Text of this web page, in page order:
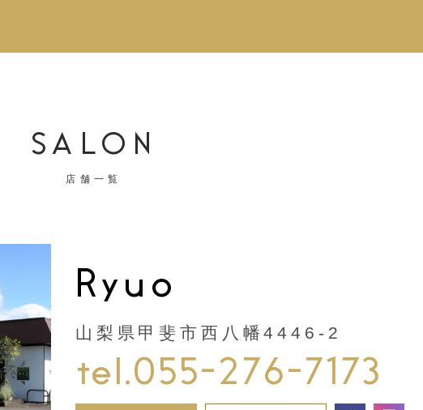
SALON
店舗一覧
Ryuo
山梨県甲斐市西八幡4446-2
tel.055-276-7173